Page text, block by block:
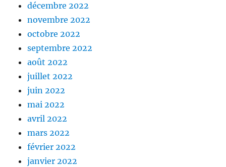
décembre 2022
novembre 2022
octobre 2022
septembre 2022
août 2022
juillet 2022
juin 2022
mai 2022
avril 2022
mars 2022
février 2022
janvier 2022